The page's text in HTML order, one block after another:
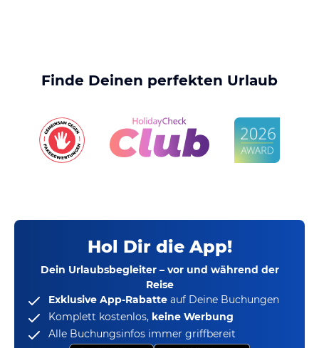
Finde Deinen perfekten Urlaub
Hol Dir die App!
Dein Urlaubsbegleiter – vor und während der
Reise
Exklusive App-Rabatte auf Deine Buchungen
Komplett kostenlos, keine Werbung
Alle Buchungsinfos immer griffbereit